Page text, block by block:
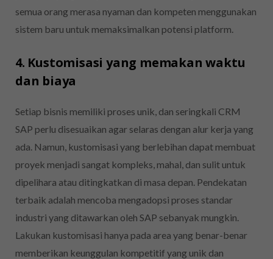
semua orang merasa nyaman dan kompeten menggunakan
sistem baru untuk memaksimalkan potensi platform.
4. Kustomisasi yang memakan waktu
dan biaya
Setiap bisnis memiliki proses unik, dan seringkali CRM
SAP perlu disesuaikan agar selaras dengan alur kerja yang
ada. Namun, kustomisasi yang berlebihan dapat membuat
proyek menjadi sangat kompleks, mahal, dan sulit untuk
dipelihara atau ditingkatkan di masa depan. Pendekatan
terbaik adalah mencoba mengadopsi proses standar
industri yang ditawarkan oleh SAP sebanyak mungkin.
Lakukan kustomisasi hanya pada area yang benar-benar
memberikan keunggulan kompetitif yang unik dan